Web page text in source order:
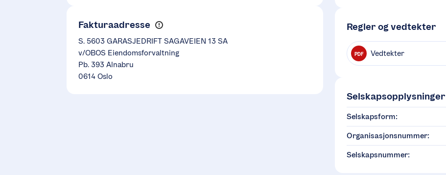
Fakturaadresse
S. 5603 GARASJEDRIFT SAGAVEIEN 13 SA
v/OBOS Eiendomsforvaltning
Pb. 393 Alnabru
0614 Oslo
Regler og vedtekter
PDF Vedtekter
Selskapsopplysninger
Selskapsform:
Organisasjonsnummer:
Selskapsnummer: